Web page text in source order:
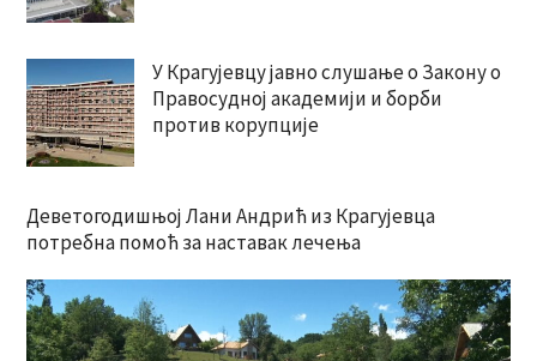
У Крагујевцу јавно слушање о Закону о
Правосудној академији и борби
против корупције
Деветогодишњој Лани Андрић из Крагујевца
потребна помоћ за наставак лечења